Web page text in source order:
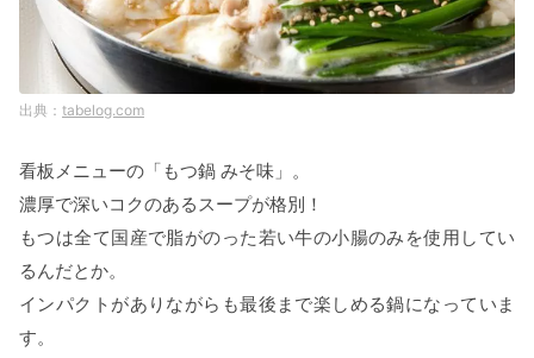
tabelog.com
看板メニューの「もつ鍋 みそ味」。
濃厚で深いコクのあるスープが格別！
もつは全て国産で脂がのった若い牛の小腸のみを使用してい
るんだとか。
インパクトがありながらも最後まで楽しめる鍋になっていま
す。